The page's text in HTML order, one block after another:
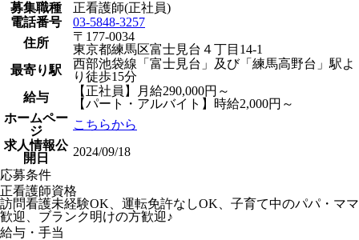
募集職種
正看護師(正社員)
電話番号
03‐5848-3257
住所
〒177-0034
東京都練馬区富士見台４丁目14‐1
最寄り駅
西部池袋線「富士見台」及び「練馬高野台」駅よ
り徒歩15分
給与
【正社員】月給290,000円～
【パート・アルバイト】時給2,000円～
ホームペー
ジ
こちらから
求人情報公
開日
2024/09/18
応募条件
正看護師資格
訪問看護未経験OK、運転免許なしOK、子育て中のパパ・ママ
歓迎、ブランク明けの方歓迎♪
給与・手当